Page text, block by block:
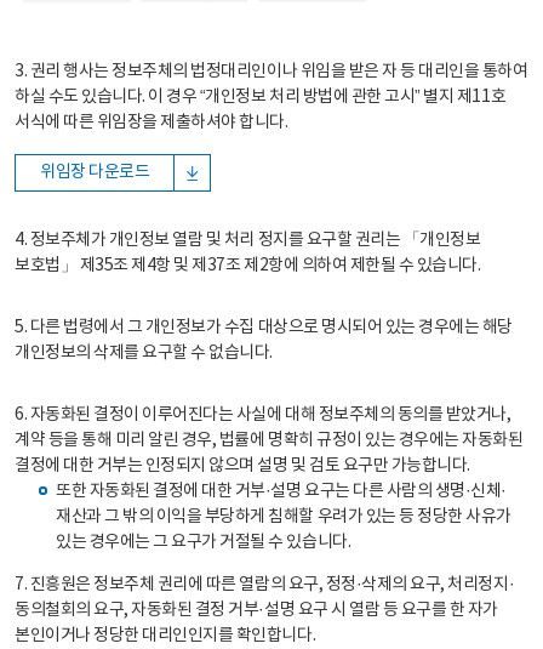
3. 권리 행사는 정보주체의 법정대리인이나 위임을 받은 자 등 대리인을 통하여
하실 수도 있습니다. 이 경우 “개인정보 처리 방법에 관한 고시” 별지 제11호
서식에 따른 위임장을 제출하셔야 합니다.
위임장 다운로드
4. 정보주체가 개인정보 열람 및 처리 정지를 요구할 권리는 「개인정보
보호법」 제35조 제4항 및 제37조 제2항에 의하여 제한될 수 있습니다.
5. 다른 법령에서 그 개인정보가 수집 대상으로 명시되어 있는 경우에는 해당
개인정보의 삭제를 요구할 수 없습니다.
6. 자동화된 결정이 이루어진다는 사실에 대해 정보주체의 동의를 받았거나,
계약 등을 통해 미리 알린 경우, 법률에 명확히 규정이 있는 경우에는 자동화된
결정에 대한 거부는 인정되지 않으며 설명 및 검토 요구만 가능합니다.
또한 자동화된 결정에 대한 거부·설명 요구는 다른 사람의 생명·신체·
재산과 그 밖의 이익을 부당하게 침해할 우려가 있는 등 정당한 사유가
있는 경우에는 그 요구가 거절될 수 있습니다.
7. 진흥원은 정보주체 권리에 따른 열람의 요구, 정정·삭제의 요구, 처리정지·
동의철회의 요구, 자동화된 결정 거부·설명 요구 시 열람 등 요구를 한 자가
본인이거나 정당한 대리인인지를 확인합니다.